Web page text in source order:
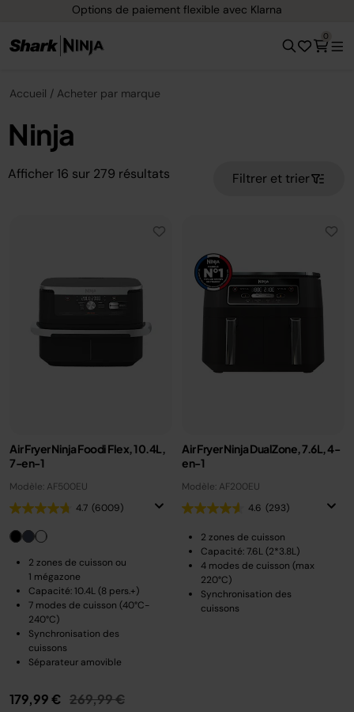
Options de paiement flexible avec Klarna
0
Accueil Acheter par marque
Ninja
Afficher 16 sur 279 résultats Filtrer et trier
Air Fryer Ninja Foodi Flex, 10.4L,
7-en-1
Modèle: AF500EU
4.7 (6009)
2 zones de cuisson ou
1 mégazone
Capacité: 10.4L (8 pers.+)
7 modes de cuisson (40°C-
240°C)
Synchronisation des
cuissons
Séparateur amovible
179,99 € Prix réduit de
269,99 €au
Air Fryer Ninja DualZone, 7.6L, 4-
en-1
Modèle: AF200EU
4.6 (293)
2 zones de cuisson
Capacité: 7.6L (2*3.8L)
4 modes de cuisson (max
220°C)
Synchronisation des
cuissons